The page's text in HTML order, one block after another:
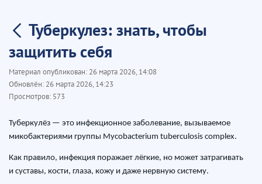
Туберкулез: знать, чтобы
защитить себя
Материал опубликован: 26 марта 2026, 14:08
Обновлён: 26 марта 2026, 14:23
Просмотров: 573
Туберкулёз — это инфекционное заболевание, вызываемое
микобактериями группы Mycobacterium tuberculosis complex.
Как правило, инфекция поражает лёгкие, но может затрагивать
и суставы, кости, глаза, кожу и даже нервную систему.